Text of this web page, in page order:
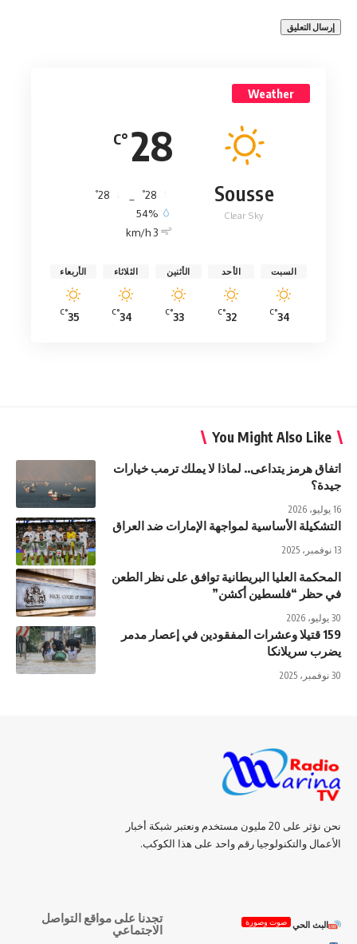
Weather
28
°C
Sousse
Clear Sky
28
°
28
°
54%
3 km/h
السبت
34
°C
الأحد
32
°C
الأثنين
33
°C
الثلاثاء
34
°C
الأربعاء
35
°C
You Might Also Like
اتفاق هرمز يتداعى.. لماذا لا يملك ترمب خيارات
جيدة؟
16 يوليو، 2026
التشكيلة الأساسية لمواجهة الإمارات ضد العراق
13 نوفمبر، 2025
المحكمة العليا البريطانية توافق على نظر الطعن
في حظر “فلسطين أكشن”
30 يوليو، 2026
159 قتيلا وعشرات المفقودين في إعصار مدمر
يضرب سريلانكا
30 نوفمبر، 2025
نحن نؤثر على 20 مليون مستخدم ونعتبر شبكة أخبار
الأعمال والتكنولوجيا رقم واحد على هذا الكوكب.
البث الحي صوت وصورة
تجدنا على مواقع التواصل
الاجتماعي